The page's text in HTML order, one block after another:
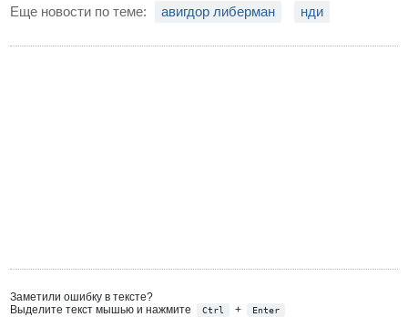
Еще новости по теме: авигдор либерман нди
Заметили ошибку в тексте?
Выделите текст мышью и нажмите
Ctrl + Enter